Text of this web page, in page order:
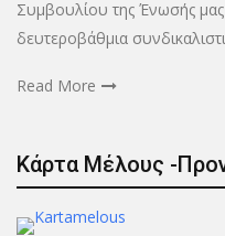
Συμβουλίου της Ένωσής
δευτεροβάθμια
Read More
Κάρτα Μέλους -